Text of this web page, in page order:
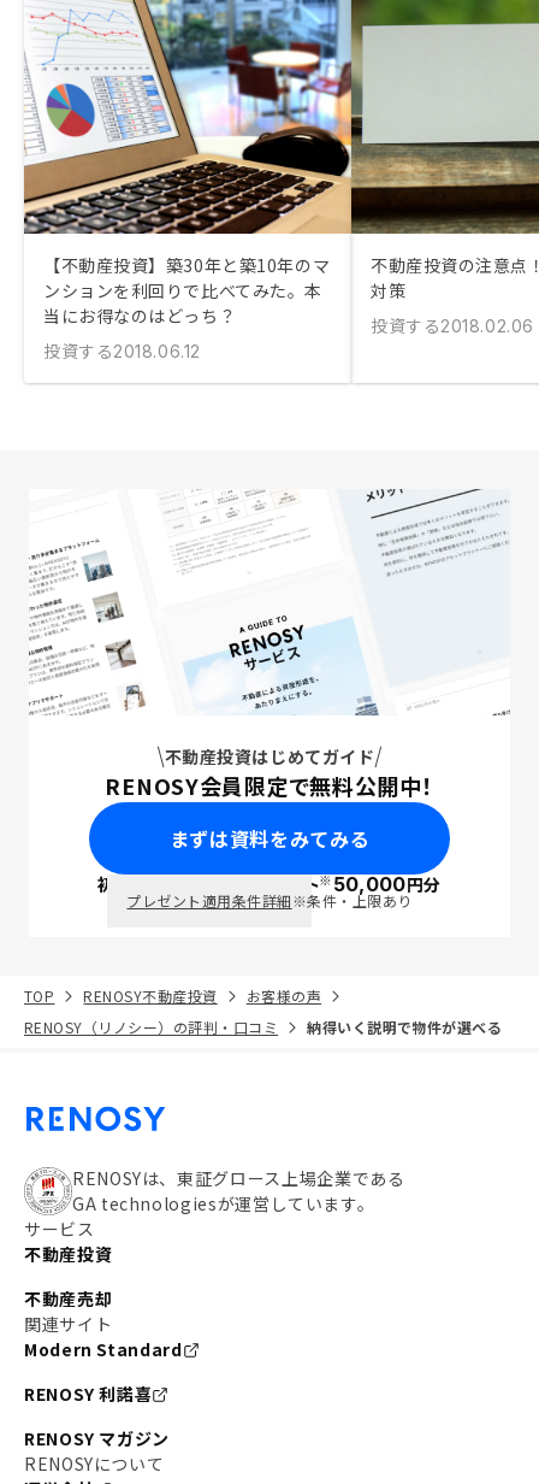
【不動産投資】築30年と築10年のマ
ンションを利回りで比べてみた。本
当にお得なのはどっち？
投資する2018.06.12
不動産投資の注意点
対策
投資する2018.02.06
不動産投資はじめてガイド
RENOSY会員限定で無料公開中！
まずは資料をみてみる
初回面談で ポイント※50,000円分
プレゼント適用条件詳細※条件・上限あり
TOP RENOSY不動産投資
お客様の声
RENOSY（リノシー）の評判・口コミ
納得いく説明で物件が選べる
RENOSYは、東証グロース上場企業である
GA technologiesが運営しています。
サービス
不動産投資
不動産売却
関連サイト
Modern Standard
RENOSY 利諾喜
RENOSY マガジン
RENOSYについて